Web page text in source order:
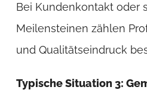
Bei Kundenkontakt oder
Meilensteinen zählen
und Qualitätseindruck
Typische Situation 3: